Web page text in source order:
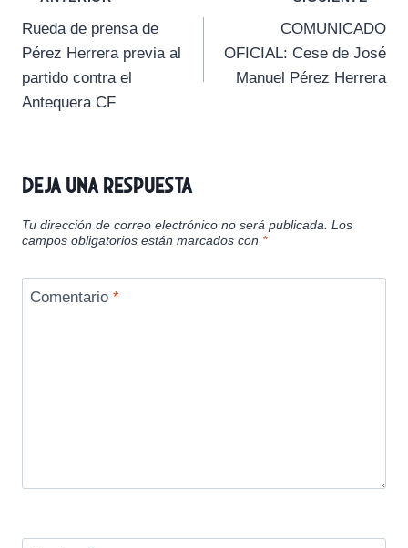
i
r
e
n
e
r
)
i
r
e
k
i
r
e
n
p
i
r
e
n
m
de
entradas
Rueda de prensa de
Pérez Herrera previa al
partido contra el
Antequera CF
COMUNICADO
OFICIAL: Cese de José
Manuel Pérez Herrera
Deja una respuesta
Tu dirección de correo electrónico no será publicada. Los
campos obligatorios están marcados con *
Comentario *